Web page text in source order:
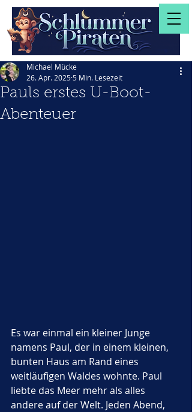
Pauls erstes U-Boot-
Abenteuer
Michael Mücke
26. Apr. 20255 Min. Lesezeit
Es war einmal ein kleiner Junge
namens Paul, der in einem kleinen,
bunten Haus am Rand eines
weitläufigen Waldes wohnte. Paul
liebte das Meer mehr als alles
andere auf der Welt. Jeden Abend,